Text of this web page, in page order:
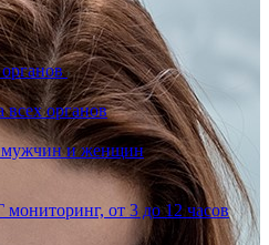
органов
мужчин и женщин
от 3 до 12 часов